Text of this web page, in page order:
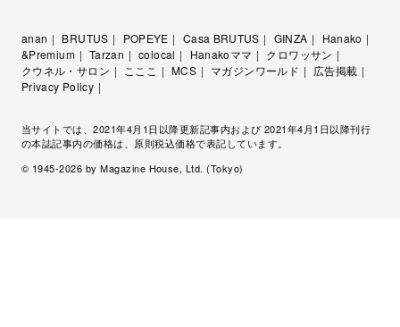
anan BRUTUS POPEYE Casa BRUTUS GINZA
Hanako
&Premium
Tarzan colocal Hanakoママ
クロワッサン
クウネル・サロン
こここ MCS マガジンワールド
広告掲載
Privacy Policy
当サイトでは、2021年4月1日以降更新記事内および 2021年4月1日以降刊行
の本誌記事内の価格は、原則税込価格で表記しています。
© 1945-2026 by Magazine House, Ltd. (Tokyo)